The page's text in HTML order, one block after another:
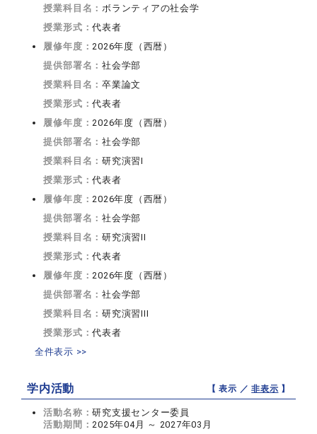
授業科目名： ボランティアの社会学
授業形式：代表者
履修年度： 2026年度（西暦）
提供部署名：社会学部
授業科目名：卒業論文
授業形式：代表者
履修年度： 2026年度（西暦）
提供部署名：社会学部
授業科目名：研究演習I
授業形式：代表者
履修年度： 2026年度（西暦）
提供部署名：社会学部
授業科目名：研究演習II
授業形式：代表者
履修年度： 2026年度（西暦）
提供部署名：社会学部
授業科目名：研究演習III
授業形式：代表者
全件表示 >>
学内活動 【 表示 ／非表示 】
活動名称：研究支援センター委員
活動期間： 2025年04月 ～ 2027年03月